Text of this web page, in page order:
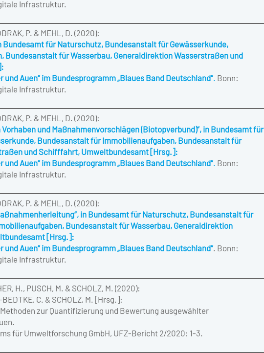
Infrastruktur.
P. & MEHL, D. (2020):
Bundesamt für Naturschutz, Bundesanstalt für Gewässerkunde,
Bundesanstalt für Wasserbau, Generaldirektion Wasserstraßen und
Auen“ im Bundesprogramm „Blaues Band Deutschland“. Bonn:
Infrastruktur.
P. & MEHL, D. (2020):
und Maßnahmenvorschlägen (Biotopverbund)“, in Bundesamt für
Bundesanstalt für Immobilienaufgaben, Bundesanstalt für
und Schifffahrt, Umweltbundesamt [Hrsg.]:
Auen“ im Bundesprogramm „Blaues Band Deutschland“. Bonn:
Infrastruktur.
P. & MEHL, D. (2020):
in Bundesamt für Naturschutz, Bundesanstalt für
Bundesanstalt für Wasserbau, Generaldirektion
[Hrsg.]:
Auen“ im Bundesprogramm „Blaues Band Deutschland“. Bonn:
Infrastruktur.
H., PUSCH, M. & SCHOLZ, M. (2020):
C. & SCHOLZ, M. [Hrsg.]:
Methoden zur Quantifizierung und Bewertung ausgewählter
für Umweltforschung GmbH, UFZ-Bericht 2/2020: 1-3.